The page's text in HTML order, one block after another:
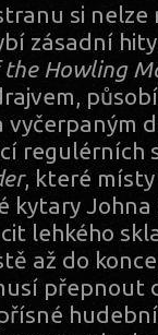
si nelze
zásadní
Howling
vyčerpaným
regulérních
, které
kytary
lehkého
až do
přepnout